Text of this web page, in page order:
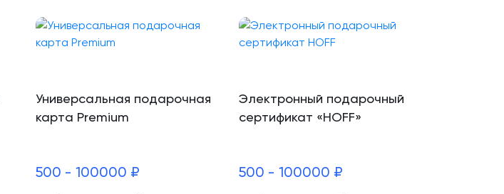
Универсальная подарочная
карта Premium
500 - 100000 ₽
Электронный подарочный
сертификат «HOFF»
500 - 100000 ₽